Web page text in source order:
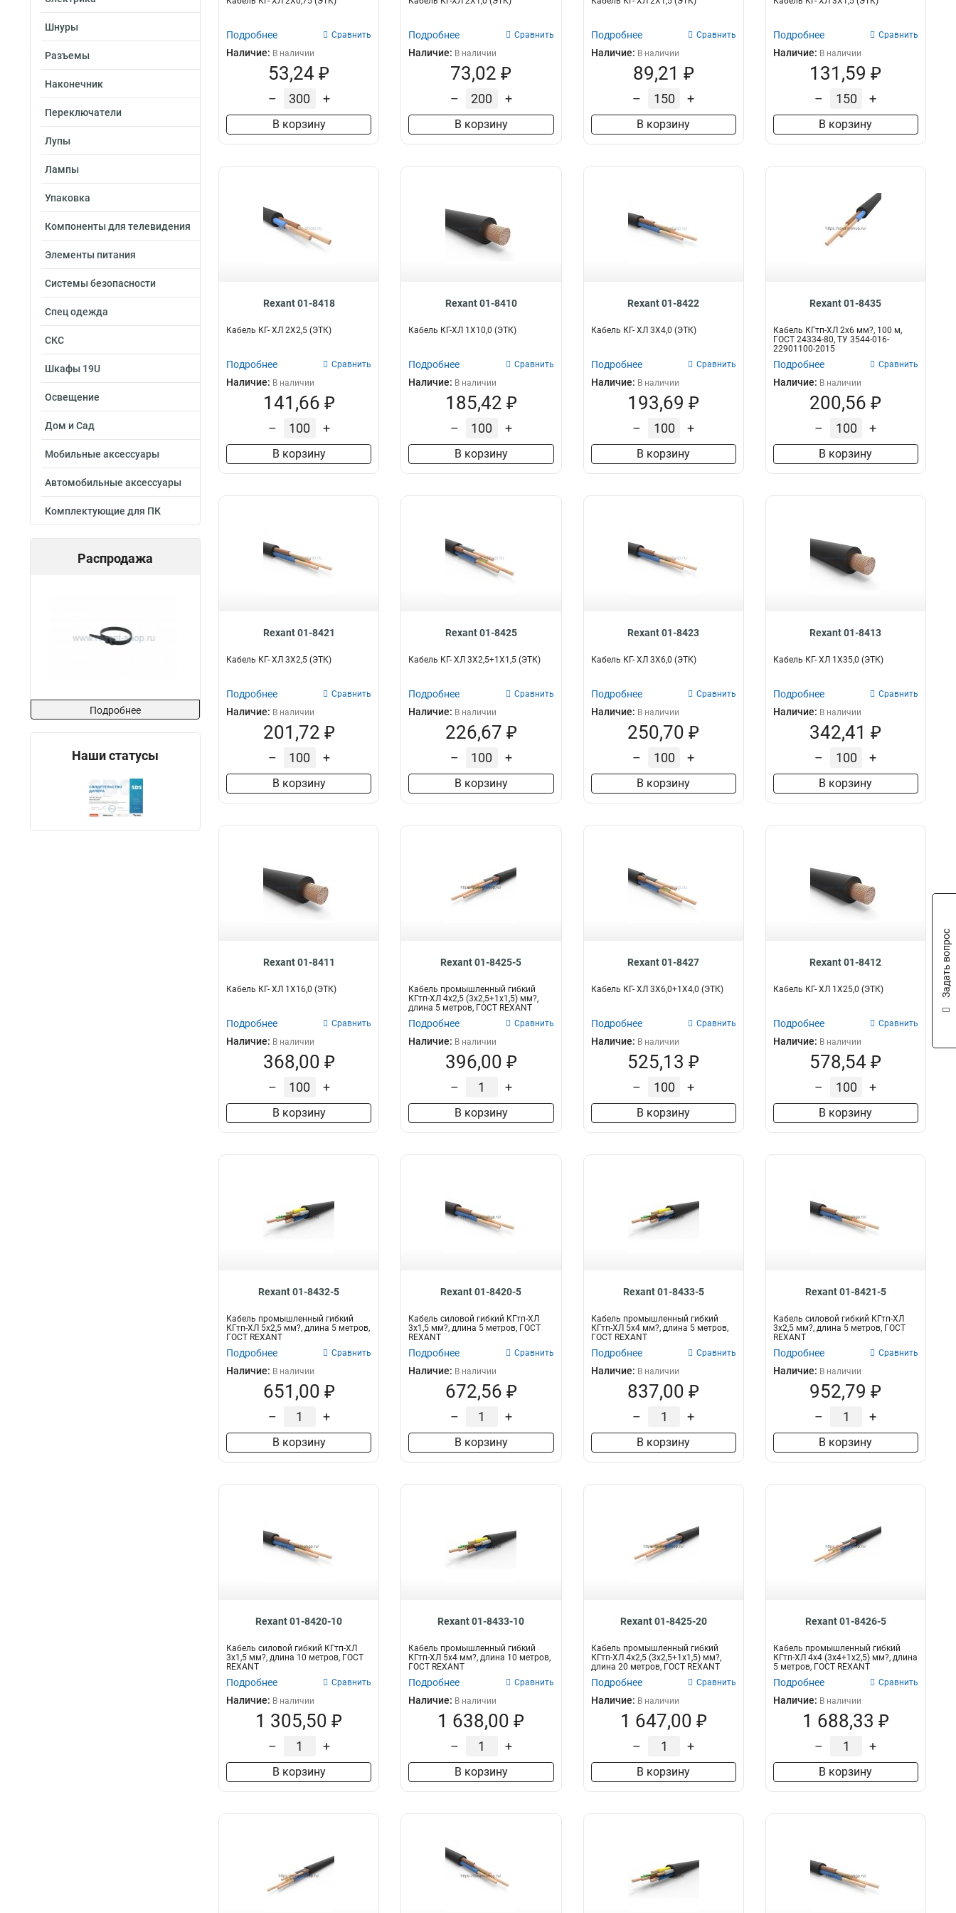
Шнуры
Разъемы
Наконечник
Переключатели
Лупы
Лампы
Упаковка
Компоненты для телевидения
Элементы питания
Системы безопасности
Спец одежда
СКС
Шкафы 19U
Освещение
Дом и Сад
Мобильные аксессуары
Автомобильные аксессуары
Комплектующие для ПК
Распродажа
Подробнее
Наши статусы
3х15 5
5х4 4
Подробнее Сравнить
Наличие: В наличии
53,24 ₽
– +
В корзину
Подробнее Сравнить
Наличие: В наличии
73,02 ₽
– +
В корзину
Подробнее Сравнить
Наличие: В наличии
89,21 ₽
– +
В корзину
Подробнее Сравнить
Наличие: В наличии
131,59 ₽
– +
В корзину
Rexant 01-8418
Кабель КГ- ХЛ 2Х2,5 (ЭТК)
Подробнее Сравнить
Наличие: В наличии
141,66 ₽
– +
В корзину
Rexant 01-8410
Кабель КГ-ХЛ 1Х10,0 (ЭТК)
Подробнее Сравнить
Наличие: В наличии
185,42 ₽
– +
В корзину
Rexant 01-8422
Кабель КГ- ХЛ 3Х4,0 (ЭТК)
Подробнее Сравнить
Наличие: В наличии
193,69 ₽
– +
В корзину
Rexant 01-8435
Кабель КГтп-ХЛ 2х6 мм?, 100 м,
ГОСТ 24334-80, ТУ 3544-016-
22901100-2015
Подробнее Сравнить
Наличие: В наличии
200,56 ₽
– +
В корзину
Rexant 01-8421
Кабель КГ- ХЛ 3Х2,5 (ЭТК)
Подробнее Сравнить
Наличие: В наличии
201,72 ₽
– +
В корзину
Rexant 01-8425
Кабель КГ- ХЛ 3Х2,5+1Х1,5 (ЭТК)
Подробнее Сравнить
Наличие: В наличии
226,67 ₽
– +
В корзину
Rexant 01-8423
Кабель КГ- ХЛ 3Х6,0 (ЭТК)
Подробнее Сравнить
Наличие: В наличии
250,70 ₽
– +
В корзину
Rexant 01-8413
Кабель КГ- ХЛ 1Х35,0 (ЭТК)
Подробнее Сравнить
Наличие: В наличии
342,41 ₽
– +
В корзину
Rexant 01-8411
Кабель КГ- ХЛ 1Х16,0 (ЭТК)
Подробнее Сравнить
Наличие: В наличии
368,00 ₽
– +
В корзину
Rexant 01-8425-5
Кабель промышленный гибкий
КГтп-ХЛ 4х2,5 (3х2,5+1х1,5) мм?,
длина 5 метров, ГОСТ REXANT
Подробнее Сравнить
Наличие: В наличии
396,00 ₽
– +
В корзину
Rexant 01-8427
Кабель КГ- ХЛ 3Х6,0+1Х4,0 (ЭТК)
Подробнее Сравнить
Наличие: В наличии
525,13 ₽
– +
В корзину
Rexant 01-8412
Кабель КГ- ХЛ 1Х25,0 (ЭТК)
Подробнее Сравнить
Наличие: В наличии
578,54 ₽
– +
В корзину
Rexant 01-8432-5
Кабель промышленный гибкий
КГтп-ХЛ 5х2,5 мм?, длина 5 метров,
ГОСТ REXANT
Подробнее Сравнить
Наличие: В наличии
651,00 ₽
– +
В корзину
Rexant 01-8420-5
Кабель силовой гибкий КГтп-ХЛ
3х1,5 мм?, длина 5 метров, ГОСТ
REXANT
Подробнее Сравнить
Наличие: В наличии
672,56 ₽
– +
В корзину
Rexant 01-8433-5
Кабель промышленный гибкий
КГтп-ХЛ 5х4 мм?, длина 5 метров,
ГОСТ REXANT
Подробнее Сравнить
Наличие: В наличии
837,00 ₽
– +
В корзину
Rexant 01-8421-5
Кабель силовой гибкий КГтп-ХЛ
3х2,5 мм?, длина 5 метров, ГОСТ
REXANT
Подробнее Сравнить
Наличие: В наличии
952,79 ₽
– +
В корзину
Rexant 01-8420-10
Кабель силовой гибкий КГтп-ХЛ
3х1,5 мм?, длина 10 метров, ГОСТ
REXANT
Подробнее Сравнить
Наличие: В наличии
1 305,50 ₽
– +
В корзину
Rexant 01-8433-10
Кабель промышленный гибкий
КГтп-ХЛ 5х4 мм?, длина 10 метров,
ГОСТ REXANT
Подробнее Сравнить
Наличие: В наличии
1 638,00 ₽
– +
В корзину
Rexant 01-8425-20
Кабель промышленный гибкий
КГтп-ХЛ 4х2,5 (3х2,5+1х1,5) мм?,
длина 20 метров, ГОСТ REXANT
Подробнее Сравнить
Наличие: В наличии
1 647,00 ₽
– +
В корзину
Rexant 01-8426-5
Кабель промышленный гибкий
КГтп-ХЛ 4х4 (3х4+1х2,5) мм?, длина
5 метров, ГОСТ REXANT
Подробнее Сравнить
Наличие: В наличии
1 688,33 ₽
– +
В корзину
Задать вопрос